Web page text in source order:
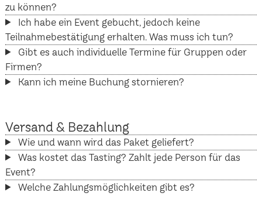
zu können?
Ich habe ein Event gebucht, jedoch keine
Teilnahmebestätigung erhalten. Was muss ich tun?
Gibt es auch individuelle Termine für Gruppen oder
Firmen?
Kann ich meine Buchung stornieren?
Versand & Bezahlung
Wie und wann wird das Paket geliefert?
Was kostet das Tasting? Zahlt jede Person für das
Event?
Welche Zahlungsmöglichkeiten gibt es?